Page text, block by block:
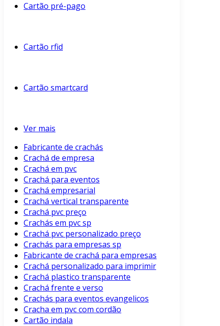
Cartão pré-pago
Cartão rfid
Cartão smartcard
Ver mais
Fabricante de crachás
Crachá de empresa
Crachá em pvc
Crachá para eventos
Crachá empresarial
Crachá vertical transparente
Crachá pvc preço
Crachás em pvc sp
Crachá pvc personalizado preço
Crachás para empresas sp
Fabricante de crachá para empresas
Crachá personalizado para imprimir
Crachá plastico transparente
Crachá frente e verso
Crachás para eventos evangelicos
Cracha em pvc com cordão
Cartão indala